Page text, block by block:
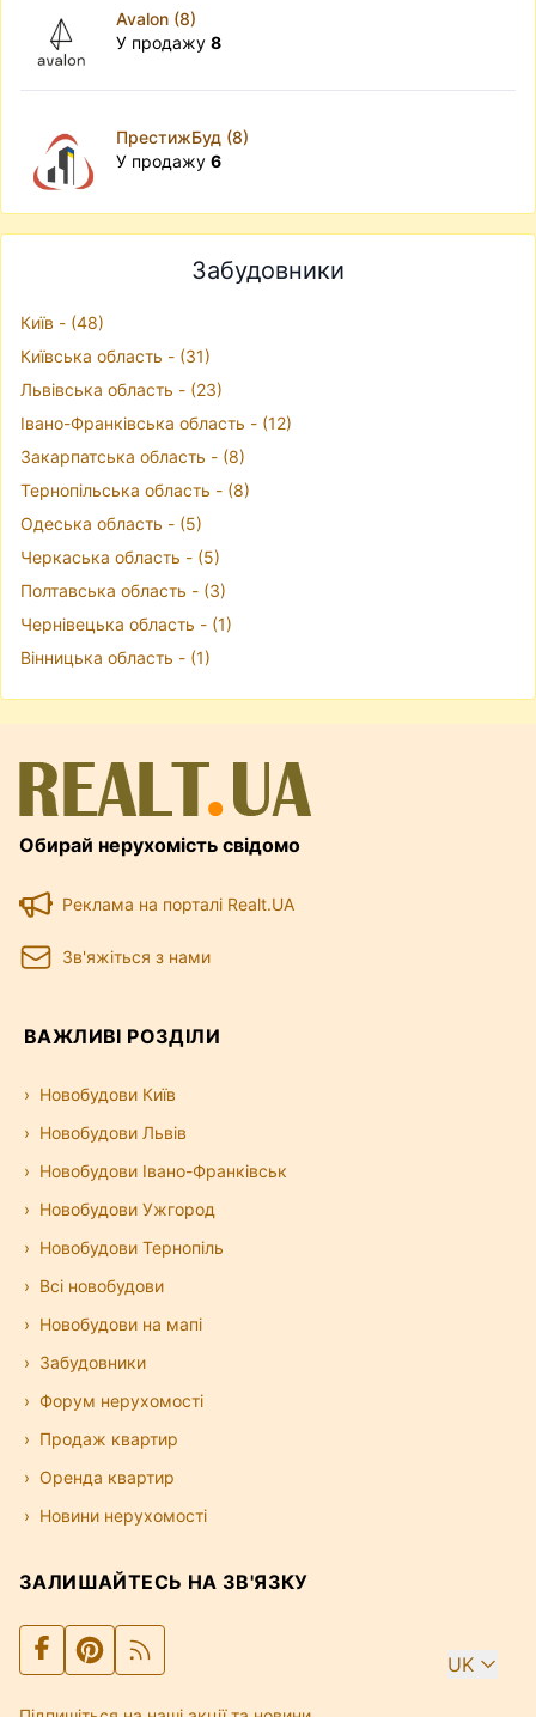
Avalon (8)
У продажу 8
ПрестижБуд (8)
У продажу 6
Забудовники
Київ - (48)
Київська область - (31)
Львівська область - (23)
Івано-Франківська область - (12)
Закарпатська область - (8)
Тернопільська область - (8)
Одеська область - (5)
Черкаська область - (5)
Полтавська область - (3)
Чернівецька область - (1)
Вінницька область - (1)
Обирай нерухомість свідомо
Реклама на порталі Realt.UA
Зв'яжіться з нами
ВАЖЛИВІ РОЗДІЛИ
Новобудови Київ
Новобудови Львів
Новобудови Івано-Франківськ
Новобудови Ужгород
Новобудови Тернопіль
Всі новобудови
Новобудови на мапі
Забудовники
Форум нерухомості
Продаж квартир
Оренда квартир
Новини нерухомості
ЗАЛИШАЙТЕСЬ НА ЗВ'ЯЗКУ
UK